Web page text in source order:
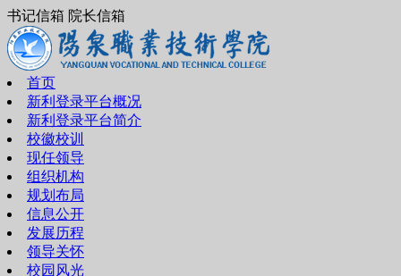
书记信箱 院长信箱
首页
新利登录平台概况
新利登录平台简介
校徽校训
现任领导
组织机构
规划布局
信息公开
发展历程
领导关怀
校园风光